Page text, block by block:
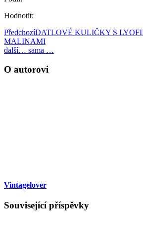
Hodnotit:
PředchozíDATLOVÉ KULIČKY S
MALINAMI
další… sama …
O autorovi
Vintagelover
Související příspěvky